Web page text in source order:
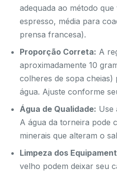
adequada ao método
espresso, média para
prensa francesa).
Proporção Correta: A
aproximadamente 10
colheres de sopa cheias)
água. Ajuste conforme
Água de Qualidade: Use
A água da torneira pode
minerais que alteram o
Limpeza dos
velho podem deixar seu